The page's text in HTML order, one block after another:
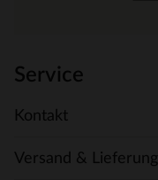
Service
Kontakt
Versand & Lieferung